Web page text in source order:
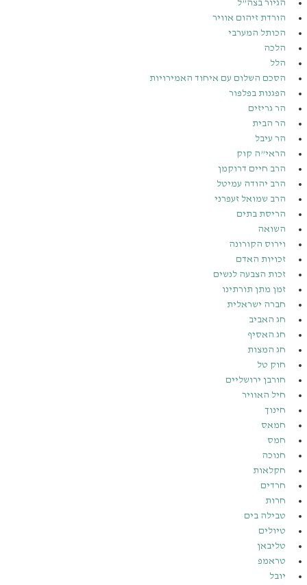
הגיור בצה”ל
הורדת זיהום אוויר
הכותל המערבי
הלכה
הלל
הסכם השלום עם איחוד האמירויות
הפגנות בפלפור
הר גריזים
הר הבית
הר עיבל
הראי”ה קוק
הרב חיים דרוקמן
הרב יהודה עמיטל
הרב שמואל זעפרני
הריסת בתים
השואה
וירוס הקורונה
זכויות האדם
זכות הצבעה לנשים
זמן מתן תורתינו
חברה ישראלית
חג האביב
חג האסיף
חג המצות
חוק טל
חורבן ירושליים
חיל האוויר
חינוך
חמאס
חמס
חנוכה
חקלאות
חרדים
חרות
טבילה בים
טיולים
טליבאן
טראמפ
יובל